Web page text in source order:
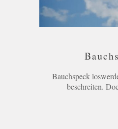
Bauchspeck
beschreiten.